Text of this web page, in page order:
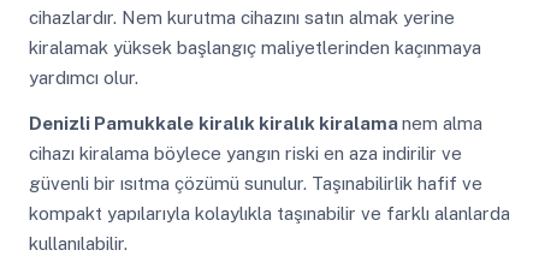
cihazlardır. Nem kurutma cihazını satın almak yerine
kiralamak yüksek başlangıç maliyetlerinden kaçınmaya
yardımcı olur.
Denizli Pamukkale kiralık kiralık kiralamanem alma
cihazı kiralama böylece yangın riski en aza indirilir ve
güvenli bir ısıtma çözümü sunulur. Taşınabilirlik hafif ve
kompakt yapılarıyla kolaylıkla taşınabilir ve farklı alanlarda
kullanılabilir.